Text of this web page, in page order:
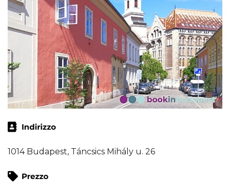
1014 Budapest, Táncsics Mihály u. 26